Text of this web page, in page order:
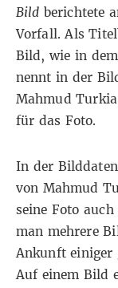
Bild berichtete
Vorfall. Als
Bild, wie in
nennt in der
Mahmud
für das Foto.
In der
von Mahmud
seine Foto
man mehrere
Ankunft einiger
Auf einem Bild